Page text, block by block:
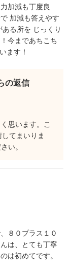
加減も丁度良
加減も答えやす
る所を じっくり
今まであちこち
ます！
の返信
思います。こ
てまいりま
い。
８０プラス１０
は、とても丁寧
は初めてです。